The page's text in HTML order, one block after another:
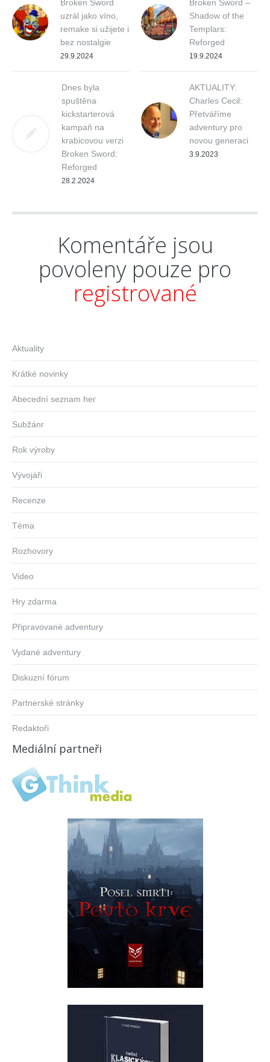
Broken Sword
uzrál jako víno,
remake si užijete i
bez nostalgie
29.9.2024
Broken Sword –
Shadow of the
Templars:
Reforged
19.9.2024
Dnes byla
spuštěna
kickstarterová
kampaň na
krabicovou verzi
Broken Sword:
Reforged
28.2.2024
AKTUALITY:
Charles Cecil:
Přetváříme
adventury pro
novou generaci
3.9.2023
Komentáře jsou
povoleny pouze pro
registrované
Aktuality
Krátké novinky
Abecední seznam her
Subžánr
Rok výroby
Vývojáři
Recenze
Téma
Rozhovory
Video
Hry zdarma
Připravované adventury
Vydané adventury
Diskuzní fórum
Partnerské stránky
Redaktoři
Mediální partneři